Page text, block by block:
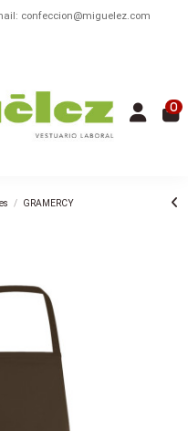
confeccion@miguelez.com
0
GRAMERCY